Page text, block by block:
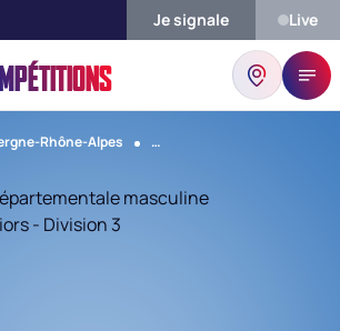
Je signale Live
Rhône-Alpes Comité Rhone Et Metropole